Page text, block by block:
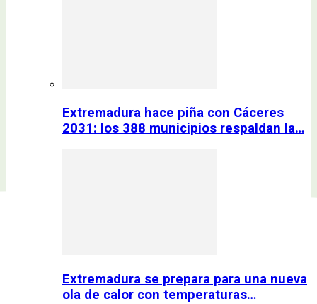
Extremadura hace piña con Cáceres
2031: los 388 municipios respaldan la…
Extremadura se prepara para una nueva
ola de calor con temperaturas…